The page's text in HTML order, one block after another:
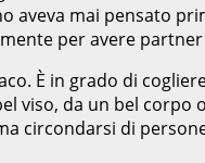
aveva mai pensato
per avere
È in grado di
viso, da un bel
circondarsi di